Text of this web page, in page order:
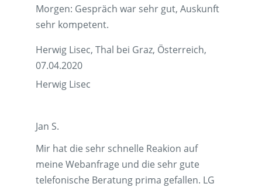
Morgen: Gespräch war sehr gut, Auskunft
sehr kompetent.
Herwig Lisec, Thal bei Graz, Österreich,
07.04.2020
Herwig Lisec
Jan S.
Mir hat die sehr schnelle Reakion auf
meine Webanfrage und die sehr gute
telefonische Beratung prima gefallen. LG